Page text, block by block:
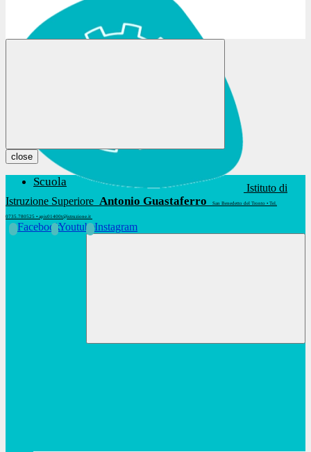
Istituto di
Istruzione Superiore Antonio Guastaferro San Benedetto del Tronto • Tel.
0735.780525 • apis01400t@istruzione.it
FacebookYoutubeInstagram
close
Scuola